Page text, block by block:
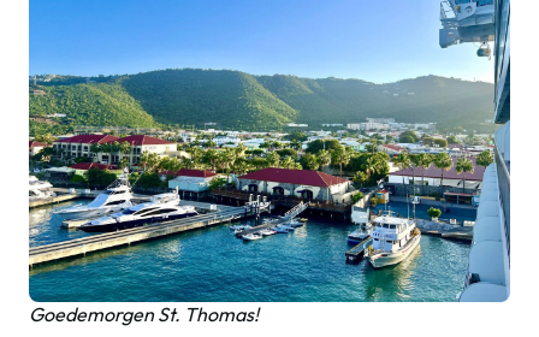
Goedemorgen St. Thomas!